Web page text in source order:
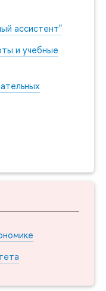
ассистент"
и учебные